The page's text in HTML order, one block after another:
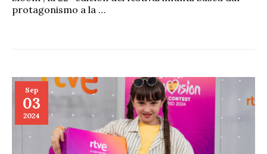
protagonismo a la …
Sep
03
2024